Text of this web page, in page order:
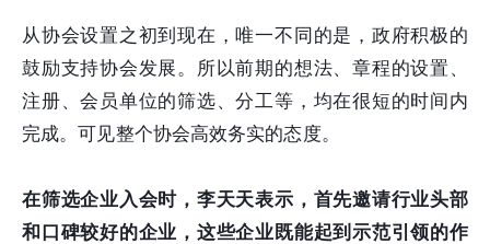
从协会设置之初到现在，唯一不同的是，政府积极的
鼓励支持协会发展。所以前期的想法、章程的设置、
注册、会员单位的筛选、分工等，均在很短的时间内
完成。可见整个协会高效务实的态度。
在筛选企业入会时，李天天表示，首先邀请行业头部
和口碑较好的企业，这些企业既能起到示范引领的作